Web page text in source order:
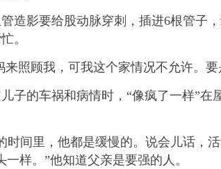
影要给股动脉穿刺，插进6根管子
。
照顾我，可我这个家情况不允许。要
的车祸和病情时，“像疯了一样”在
里，他都是缓慢的。说会儿话，
样。”他知道父亲是要强的人。